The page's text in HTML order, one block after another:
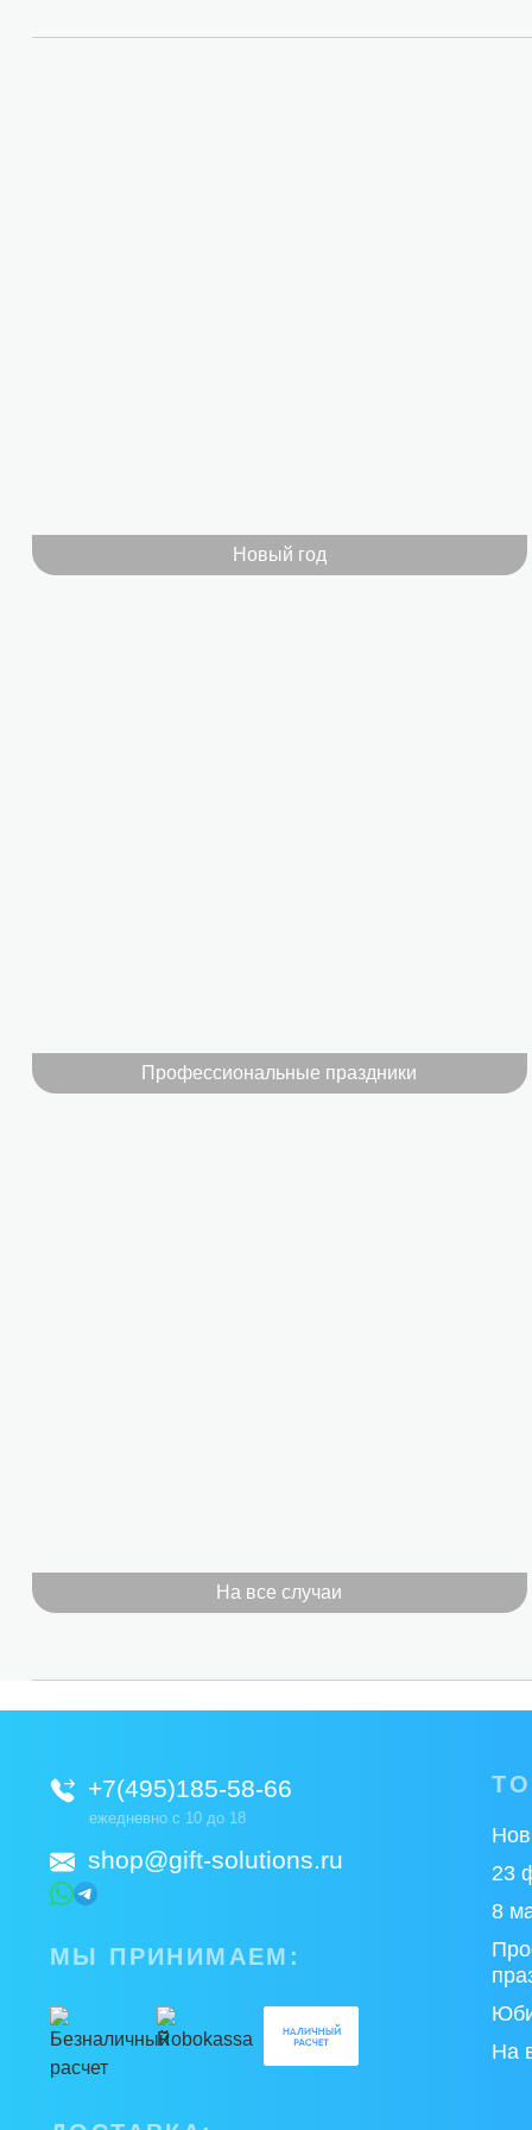
Новый год
Профессиональные праздники
На все случаи
+7(495)185-58-66
ежедневно с 10 до 18
shop@gift-solutions.ru
МЫ ПРИНИМАЕМ:
23
8
На